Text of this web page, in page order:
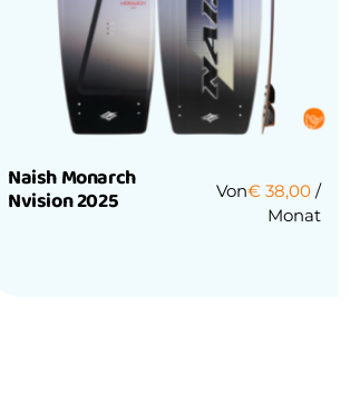
Naish Monarch
Nvision 2025 Von€ 38,00 /
Monat